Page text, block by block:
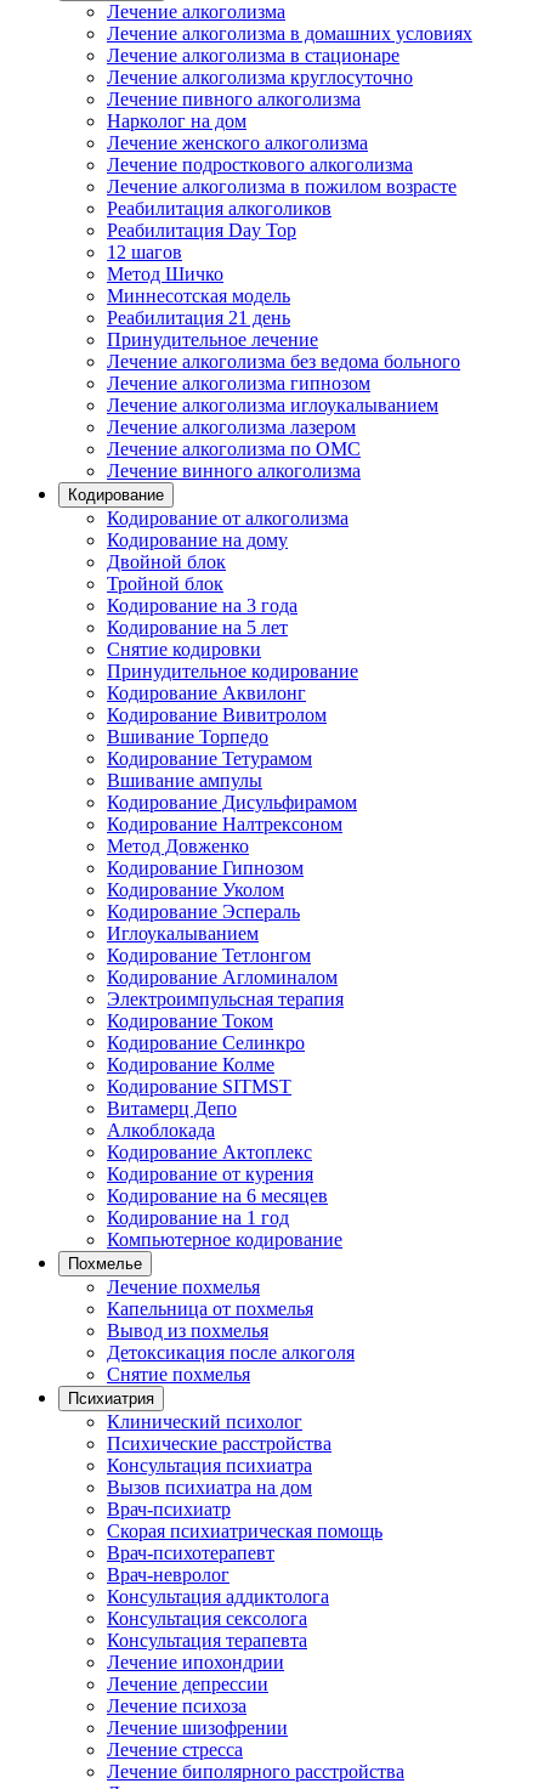
Лечение алкоголизма
Лечение алкоголизма в домашних условиях
Лечение алкоголизма в стационаре
Лечение алкоголизма круглосуточно
Лечение пивного алкоголизма
Нарколог на дом
Лечение женского алкоголизма
Лечение подросткового алкоголизма
Лечение алкоголизма в пожилом возрасте
Реабилитация алкоголиков
Реабилитация Day Top
12 шагов
Метод Шичко
Миннесотская модель
Реабилитация 21 день
Принудительное лечение
Лечение алкоголизма без ведома больного
Лечение алкоголизма гипнозом
Лечение алкоголизма иглоукалыванием
Лечение алкоголизма лазером
Лечение алкоголизма по ОМС
Лечение винного алкоголизма
Кодирование
Кодирование от алкоголизма
Кодирование на дому
Двойной блок
Тройной блок
Кодирование на 3 года
Кодирование на 5 лет
Снятие кодировки
Принудительное кодирование
Кодирование Аквилонг
Кодирование Вивитролом
Вшивание Торпедо
Кодирование Тетурамом
Вшивание ампулы
Кодирование Дисульфирамом
Кодирование Налтрексоном
Метод Довженко
Кодирование Гипнозом
Кодирование Уколом
Кодирование Эспераль
Иглоукалыванием
Кодирование Тетлонгом
Кодирование Агломиналом
Электроимпульсная терапия
Кодирование Током
Кодирование Селинкро
Кодирование Колме
Кодирование SITMST
Витамерц Депо
Алкоблокада
Кодирование Актоплекс
Кодирование от курения
Кодирование на 6 месяцев
Кодирование на 1 год
Компьютерное кодирование
Похмелье
Лечение похмелья
Капельница от похмелья
Вывод из похмелья
Детоксикация после алкоголя
Снятие похмелья
Психиатрия
Клинический психолог
Психические расстройства
Консультация психиатра
Вызов психиатра на дом
Врач-психиатр
Скорая психиатрическая помощь
Врач-психотерапевт
Врач-невролог
Консультация аддиктолога
Консультация сексолога
Консультация терапевта
Лечение ипохондрии
Лечение депрессии
Лечение психоза
Лечение шизофрении
Лечение стресса
Лечение биполярного расстройства